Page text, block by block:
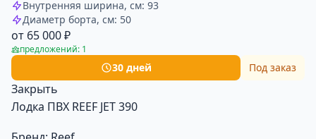
Внутренняя ширина, см: 93
Диаметр борта, см: 50
от 65 000 ₽
предложений: 1
30 дней Под заказ
Закрыть
Лодка ПВХ REEF JET 390